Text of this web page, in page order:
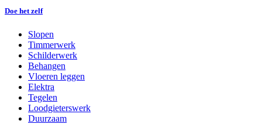
Doe het zelf
Slopen
Timmerwerk
Schilderwerk
Behangen
Vloeren leggen
Elektra
Tegelen
Loodgieterswerk
Duurzaam